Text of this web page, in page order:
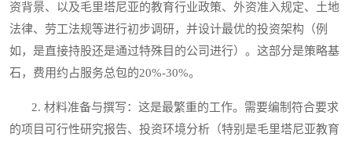
资背景、以及毛里塔尼亚的教育行业政策、外资准入规定、土地
法律、劳工法规等进行初步调研，并设计最优的投资架构（例
如，是直接持股还是通过特殊目的公司进行）。这部分是策略基
石，费用约占服务总包的20%-30%。
2. 材料准备与撰写：这是最繁重的工作。需要编制符合要求
的项目可行性研究报告、投资环境分析（特别是毛里塔尼亚教育